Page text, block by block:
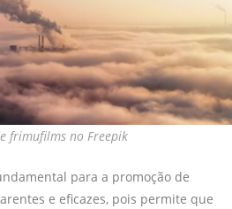
frimufilms no Freepik
para a promoção de
e eficazes, pois permite que